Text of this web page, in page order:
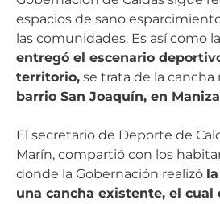
espacios de sano
las comunidades. Es así como la
entregó el escenario
territorio, se trata de la
barrio San Joaquín, en
El secretario de Deporte de
Marín, compartió con los
donde la Gobernación realizó
una cancha existente, el cual